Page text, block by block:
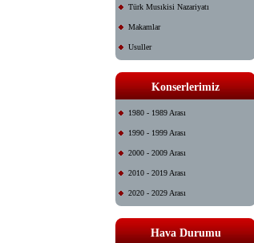
Türk Musıkisi Nazariyatı
Makamlar
Usuller
Konserlerimiz
1980 - 1989 Arası
1990 - 1999 Arası
2000 - 2009 Arası
2010 - 2019 Arası
2020 - 2029 Arası
Hava Durumu